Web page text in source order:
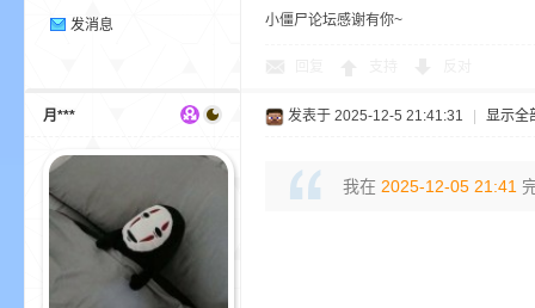
发消息 小僵尸论坛感谢有你~
月*** 发表于 2025-12-5 21:41:31 显示全
我在 2025-12-05 21:41